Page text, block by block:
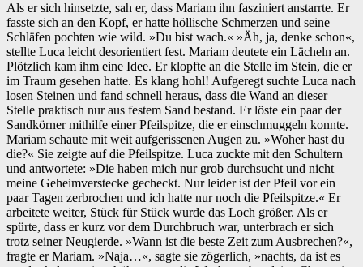
Als er sich hinsetzte, sah er, dass Mariam ihn fasziniert anstarrte. Er
fasste sich an den Kopf, er hatte höllische Schmerzen und seine
Schläfen pochten wie wild. »Du bist wach.« »Äh, ja, denke schon«,
stellte Luca leicht desorientiert fest. Mariam deutete ein Lächeln an.
Plötzlich kam ihm eine Idee. Er klopfte an die Stelle im Stein, die er
im Traum gesehen hatte. Es klang hohl! Aufgeregt suchte Luca nach
losen Steinen und fand schnell heraus, dass die Wand an dieser
Stelle praktisch nur aus festem Sand bestand. Er löste ein paar der
Sandkörner mithilfe einer Pfeilspitze, die er einschmuggeln konnte.
Mariam schaute mit weit aufgerissenen Augen zu. »Woher hast du
die?« Sie zeigte auf die Pfeilspitze. Luca zuckte mit den Schultern
und antwortete: »Die haben mich nur grob durchsucht und nicht
meine Geheimverstecke gecheckt. Nur leider ist der Pfeil vor ein
paar Tagen zerbrochen und ich hatte nur noch die Pfeilspitze.« Er
arbeitete weiter, Stück für Stück wurde das Loch größer. Als er
spürte, dass er kurz vor dem Durchbruch war, unterbrach er sich
trotz seiner Neugierde. »Wann ist die beste Zeit zum Ausbrechen?«,
fragte er Mariam. »Naja…«, sagte sie zögerlich, »nachts, da ist es